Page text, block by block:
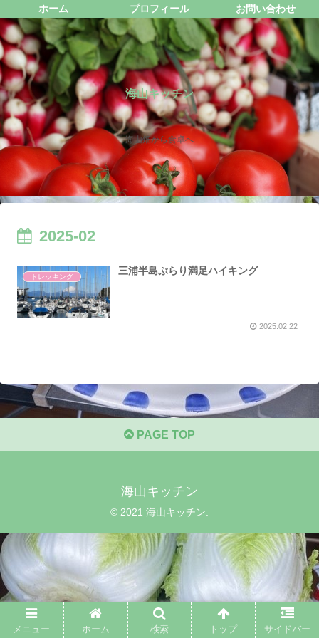
海山キッチン
海山畑から食卓へ
ホーム プロフィール お問い合わせ
2025-02
トレッキング
三浦半島ぶらり満足ハイキング
2025.02.22
PAGE TOP
海山キッチン
© 2021 海山キッチン.
メニュー ホーム 検索 トップ サイドバー